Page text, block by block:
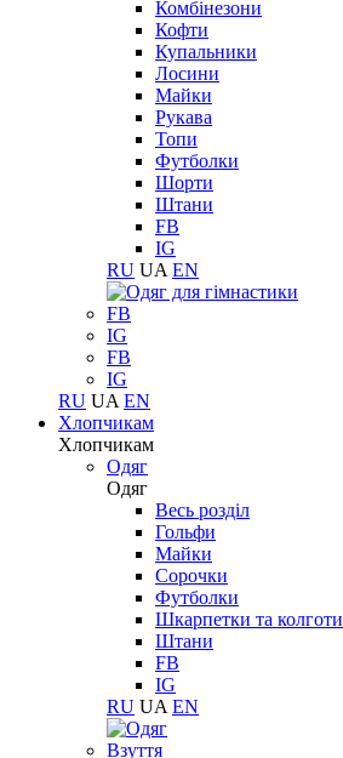
Комбінезони
Кофти
Купальники
Лосини
Майки
Рукава
Топи
Футболки
Шорти
Штани
FB
IG
RU UA EN
FB
IG
FB
IG
RU UA EN
Хлопчикам
Хлопчикам
Одяг
Одяг
Весь розділ
Гольфи
Майки
Сорочки
Футболки
Шкарпетки та колготи
Штани
FB
IG
RU UA EN
Взуття